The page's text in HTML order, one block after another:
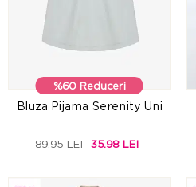
%60 Reduceri
Bluza Pijama Serenity Uni
89.95 LEI 35.98 LEI